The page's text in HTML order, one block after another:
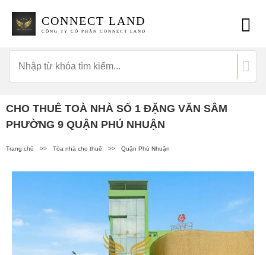
CONNECT LAND
CÔNG TY CỔ PHẦN CONNECT LAND
CHO THUÊ TOÀ NHÀ SỐ 1 ĐẶNG VĂN SÂM
PHƯỜNG 9 QUẬN PHÚ NHUẬN
Trang chủ >> Tòa nhà cho thuê >> Quận Phú Nhuận